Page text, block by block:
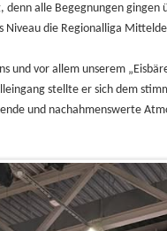
alle Begegnungen gingen
die Regionalliga
und vor allem unserem
stellte er sich dem
und nachahmenswerte